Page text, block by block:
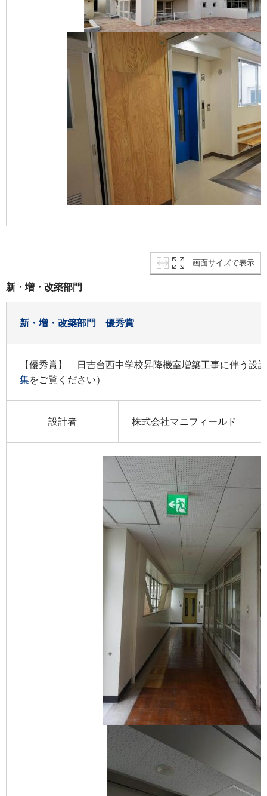
画面サイズで表示
新・増・改築部門
新・増・改築部門 優秀賞
【優秀賞】 日吉台西中学校昇降機室増築工事に伴う設
集をご覧ください）
設計者 株式会社マニフィールド